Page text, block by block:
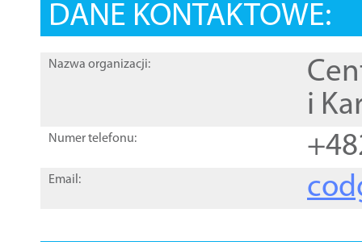
DANE KONTAKTOWE:
Nazwa organizacji:
i
Numer telefonu:
Email: